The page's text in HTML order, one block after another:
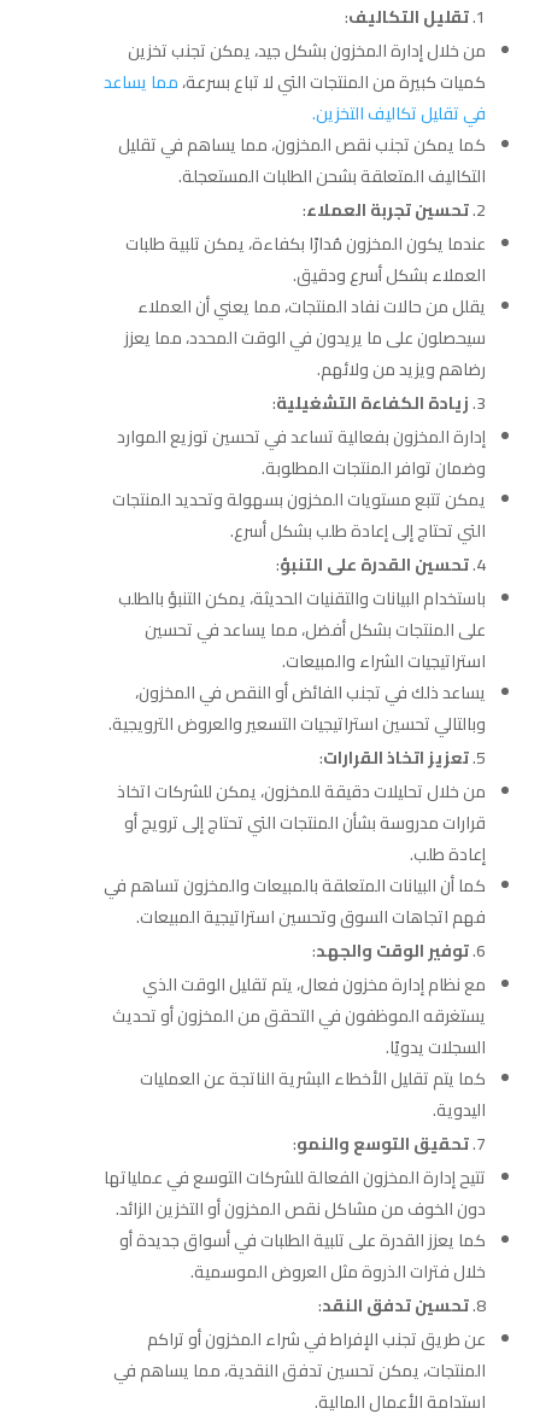
تقليل التكاليف:
من خلال إدارة المخزون بشكل جيد، يمكن تجنب تخزين
كميات كبيرة من المنتجات التي لا تباع بسرعة،مما يساعد
في تقليل تكاليف التخزين.
كما يمكن تجنب نقص المخزون، مما يساهم في تقليل
التكاليف المتعلقة بشحن الطلبات المستعجلة.
تحسين تجربة العملاء:
عندما يكون المخزون مُدارًا بكفاءة، يمكن تلبية طلبات
العملاء بشكل أسرع ودقيق.
يقلل من حالات نفاد المنتجات، مما يعني أن العملاء
سيحصلون على ما يريدون في الوقت المحدد، مما يعزز
رضاهم ويزيد من ولائهم.
زيادة الكفاءة التشغيلية:
إدارة المخزون بفعالية تساعد في تحسين توزيع الموارد
وضمان توافر المنتجات المطلوبة.
يمكن تتبع مستويات المخزون بسهولة وتحديد المنتجات
التي تحتاج إلى إعادة طلب بشكل أسرع.
تحسين القدرة على التنبؤ:
باستخدام البيانات والتقنيات الحديثة، يمكن التنبؤ بالطلب
على المنتجات بشكل أفضل، مما يساعد في تحسين
استراتيجيات الشراء والمبيعات.
يساعد ذلك في تجنب الفائض أو النقص في المخزون،
وبالتالي تحسين استراتيجيات التسعير والعروض الترويجية.
تعزيز اتخاذ القرارات:
من خلال تحليلات دقيقة للمخزون، يمكن للشركات اتخاذ
قرارات مدروسة بشأن المنتجات التي تحتاج إلى ترويج أو
إعادة طلب.
كما أن البيانات المتعلقة بالمبيعات والمخزون تساهم في
فهم اتجاهات السوق وتحسين استراتيجية المبيعات.
توفير الوقت والجهد:
مع نظام إدارة مخزون فعال، يتم تقليل الوقت الذي
يستغرقه الموظفون في التحقق من المخزون أو تحديث
السجلات يدويًا.
كما يتم تقليل الأخطاء البشرية الناتجة عن العمليات
اليدوية.
تحقيق التوسع والنمو:
تتيح إدارة المخزون الفعالة للشركات التوسع في عملياتها
دون الخوف من مشاكل نقص المخزون أو التخزين الزائد.
كما يعزز القدرة على تلبية الطلبات في أسواق جديدة أو
خلال فترات الذروة مثل العروض الموسمية.
تحسين تدفق النقد:
عن طريق تجنب الإفراط في شراء المخزون أو تراكم
المنتجات، يمكن تحسين تدفق النقدية، مما يساهم في
استدامة الأعمال المالية.